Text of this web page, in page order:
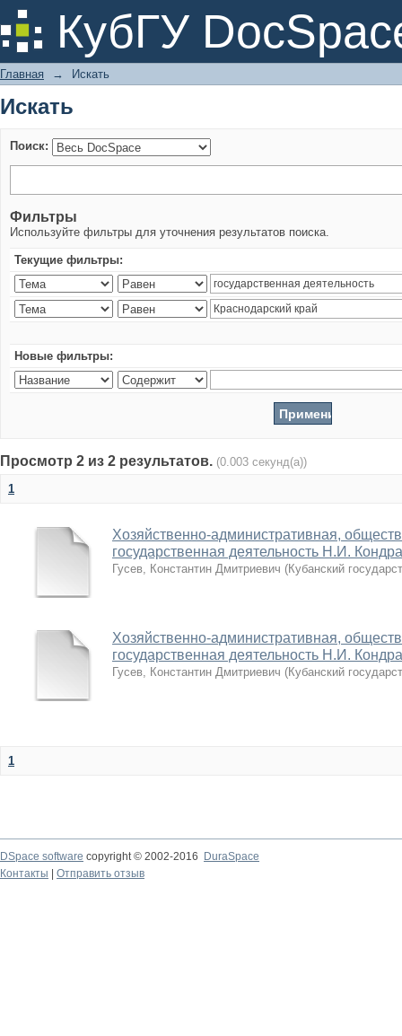
КубГУ
Искать
Главная → Искать
Искать
Поиск:
Фильтры
Используйте фильтры для уточнения результатов поиска.
Текущие фильтры:
Новые фильтры:
Просмотр 2 из 2 результатов. (0.003 секунд(а))
1
Хозяйственно-административная,
государственная деятельность Н.И.
Гусев, Константин Дмитриевич (Кубанский
Хозяйственно-административная,
государственная деятельность Н.И.
Гусев, Константин Дмитриевич (Кубанский
1
DSpace software copyright © 2002-2016
DuraSpace
Контакты
Отправить отзыв